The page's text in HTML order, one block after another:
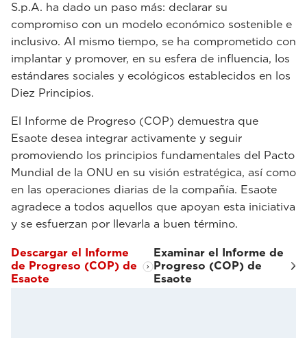
S.p.A. ha dado un paso más: declarar su
compromiso con un modelo económico sostenible e
inclusivo. Al mismo tiempo, se ha comprometido con
implantar y promover, en su esfera de influencia, los
estándares sociales y ecológicos establecidos en los
Diez Principios.
El Informe de Progreso (COP) demuestra que
Esaote desea integrar activamente y seguir
promoviendo los principios fundamentales del Pacto
Mundial de la ONU en su visión estratégica, así como
en las operaciones diarias de la compañía. Esaote
agradece a todos aquellos que apoyan esta iniciativa
y se esfuerzan por llevarla a buen término.
Descargar el Informe
de Progreso (COP) de
Esaote
Examinar el Informe de
Progreso (COP) de
Esaote